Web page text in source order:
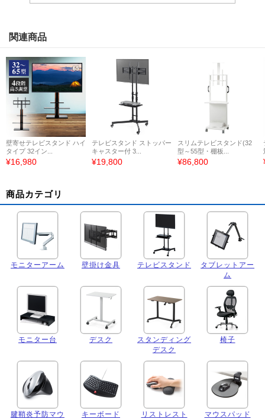
関連商品
壁寄せテレビスタンド ハイ
タイプ 32イン...
¥16,980
テレビスタンド ストッパー
キャスター付 3...
¥19,800
スリムテレビスタンド(32
型～55型・棚板...
¥86,800
商品カテゴリ
モニターアーム 壁掛け金具 テレビスタンド
タブレットアー
ム
モニター台 デスク
スタンディング
デスク
椅子
腱鞘炎予防マウ
キーボード リストレスト マウスパッド